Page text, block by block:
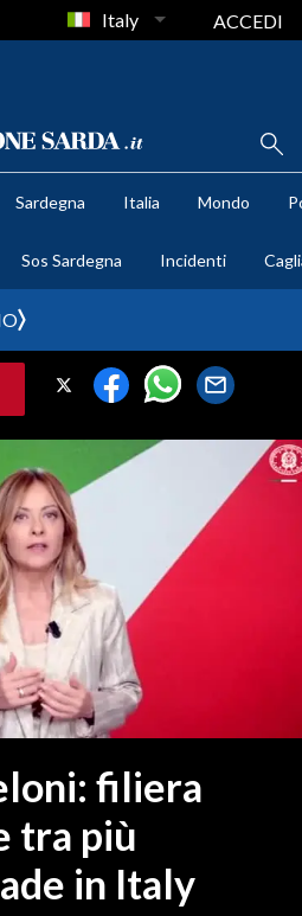
Italy ACCEDI
Sardegna Italia Mondo
Sos Sardegna Incidenti
filiera
tra più
in Italy